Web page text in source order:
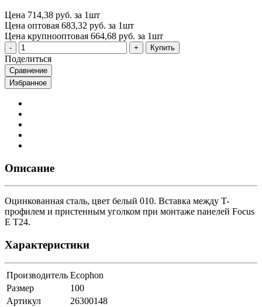
Цена 714,38 руб. за 1шт
Цена оптовая 683,32 руб. за 1шт
Цена крупнооптовая 664,68 руб. за 1шт
Купить
Поделиться
Сравнение
Избранное
Описание
Оцинкованная сталь, цвет белый 010. Вставка между T-
профилем и пристенным уголком при монтаже панелей Focus
E T24.
Характеристики
Производитель Ecophon
Размер
100
Артикул
26300148